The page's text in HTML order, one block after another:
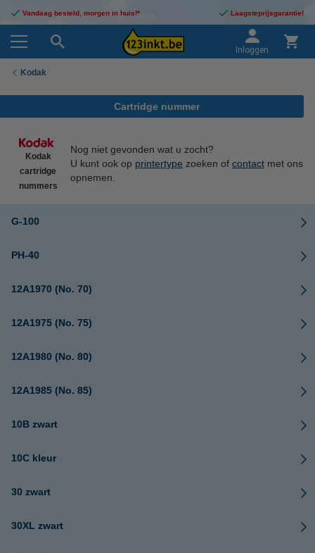
Vandaag besteld, morgen in huis!* Laagsteprijsgarantie!
Inloggen
Kodak
Cartridge nummer
Kodak
cartridge
nummers
Nog niet gevonden wat u zocht?
U kunt ook op printertype zoeken of contact met ons
opnemen.
G-100
PH-40
12A1970 (No. 70)
12A1975 (No. 75)
12A1980 (No. 80)
12A1985 (No. 85)
10B zwart
10C kleur
30 zwart
30XL zwart